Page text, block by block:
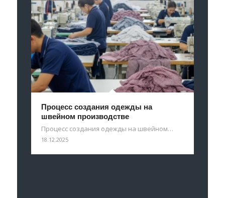
Процесс создания одежды на
швейном производстве
Процесс создания одежды на швейном…
18.12.2025